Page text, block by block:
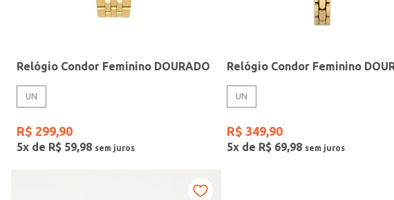
Relógio Condor Feminino DOURADO
UN
R$ 299,90
5x de R$ 59,98
Relógio Condor Feminino
UN
R$ 349,90
5x de R$ 69,98